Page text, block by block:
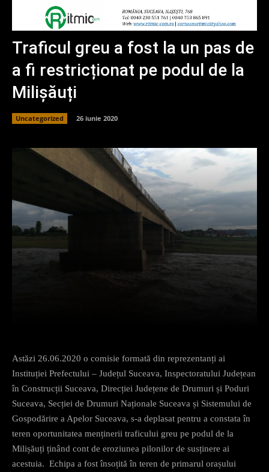
Traficul greu a fost la un pas de
a fi restricționat pe podul de la
Milișăuți
Uncategorized 26 iunie 2020
Astăzi 26.06.2020 o comisie formată din reprezentanți ai
Instituției Prefectului – Județul Suceava, Inspectoratului Județean
în Construcții Suceava, Direcției Județene de Drumuri și Poduri
Suceava, Secției de Drumuri Naționale Suceava și Sistemului de
Gospodărire a Apelor Suceava, s-a deplasat pentru a constata în
teren oportunitatea menținerii traficului greu pe podul de la
Milișăuți ținând cont de eroziunea pilonilor de susținere ai
acestuia. Echipa a fost însoțită în teren de primarul orașului